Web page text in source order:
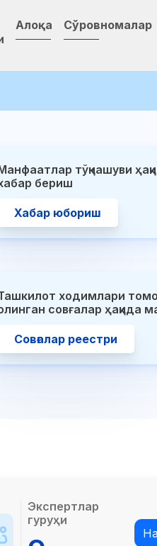
Алоқа Сўровномалар
тўқнашуви
бериш
Хабар юбориш
ходимлари
совғалар ҳақида
Совғалар реестри
Экспертлар
гуруҳи